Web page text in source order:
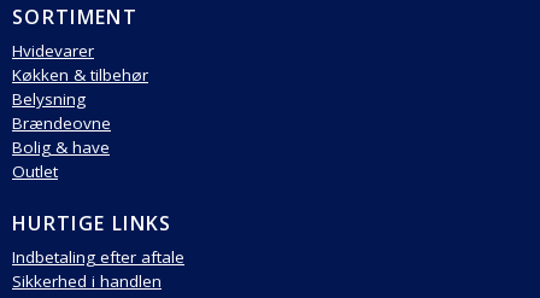
SORTIMENT
Hvidevarer
Køkken & tilbehør
Belysning
Brændeovne
Bolig & have
Outlet
HURTIGE LINKS
Indbetaling efter aftale
Sikkerhed i handlen